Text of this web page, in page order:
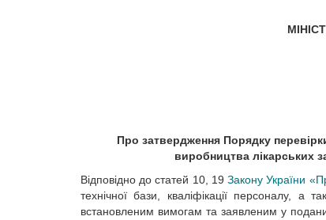
Про затвердження Порядку
виробництва лікарських
Відповідно до статей 10, 19Закону України
технічної бази, кваліфікації персоналу, а
встановленим вимогам та заявленим у